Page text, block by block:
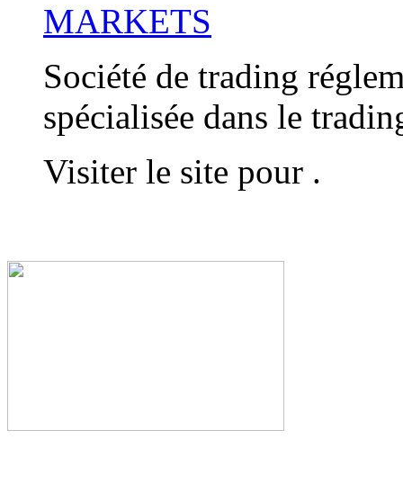
MARKETS
Société de trading
spécialisée dans le
Visiter le site pour .